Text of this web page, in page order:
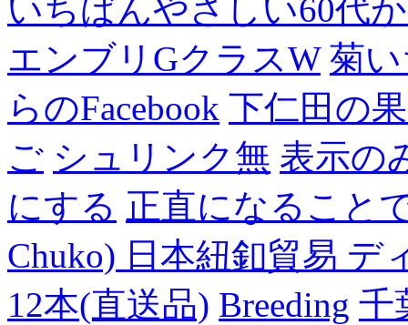
いちばんやさしい60代
エンブリGクラスW 菊
らのFacebook 下仁田の
ご シュリンク無 表示の
にする 正直になること
Chuko) 日本紐釦貿易 デ
12本(直送品) Breeding 千